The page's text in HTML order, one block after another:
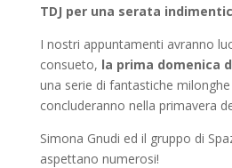
TDJ per una serata
I nostri appuntamenti avranno
consueto, la prima domenica
una serie di fantastiche
concluderanno nella primavera
Simona Gnudi ed il gruppo di
aspettano numerosi!